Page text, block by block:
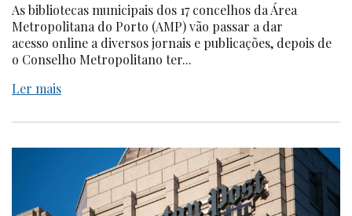
As bibliotecas municipais dos 17 concelhos da Área
Metropolitana do Porto (AMP) vão passar a dar
acesso online a diversos jornais e publicações, depois de
o Conselho Metropolitano ter...
Ler mais